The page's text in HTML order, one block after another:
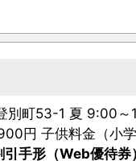
町53-1 夏 9:00～
円 子供料金（小
引手形（Web優待券）